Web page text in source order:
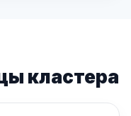
кластера